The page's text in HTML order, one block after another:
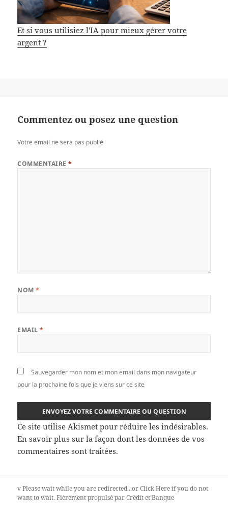
Et si vous utilisiez l'IA pour mieux gérer votre
argent ?
Commentez ou posez une question
Votre email ne sera pas publié
COMMENTAIRE*
NOM*
EMAIL*
Sauvegarder mon nom et mon email dans mon navigateur
pour la prochaine fois que je viens sur ce site
Ce site utilise Akismet pour réduire les indésirables.
En savoir plus sur la façon dont les données de vos
commentaires sont traitées.
vPlease wait while you are redirected...orClick Hereif you do not
want to wait.Fièrement propulsé par Crédit et Banque